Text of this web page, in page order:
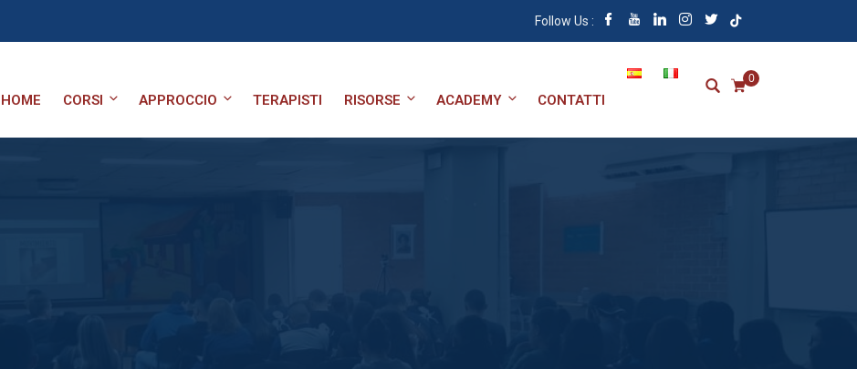
Follow Us :
0
HOME CORSI APPROCCIO TERAPISTI RISORSE ACADEMY CONTATTI